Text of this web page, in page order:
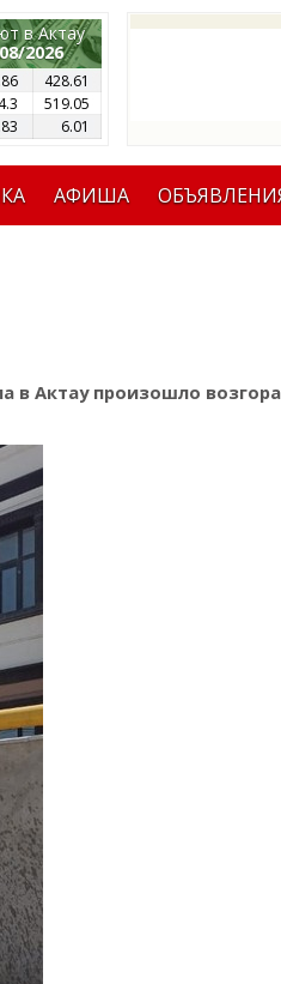
в Актау
2026
428.61
519.05
6.01
АФИША
в Актау произошло